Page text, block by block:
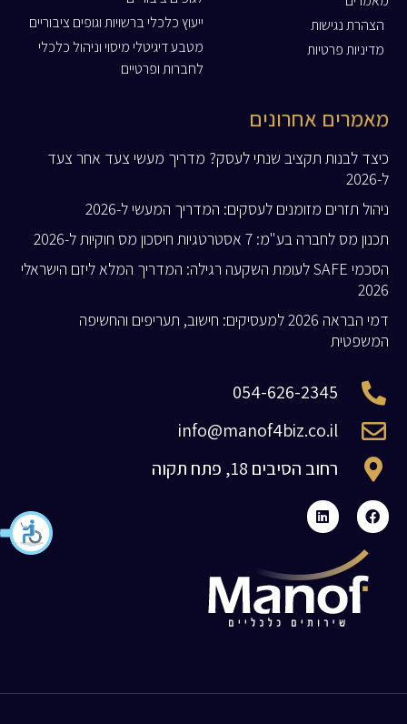
הצהרת נגישות
מדיניות פרטיות
ייעוץ כלכלי ברשויות וגופים ציבוריים
מטבע דיגיטלי מיסוי וניהול כלכלי
לחברות ופרטיים
מאמרים אחרונים
כיצד לבנות תקציב שנתי לעסק? מדריך מעשי צעד אחר צעד
ל-2026
ניהול תזרים מזומנים לעסקים: המדריך המעשי ל-2026
תכנון מס לחברה בע"מ: 7 אסטרטגיות חיסכון מס חוקיות ל-2026
הסכמי SAFE לעומת השקעה רגילה: המדריך המלא ליזם הישראלי
2026
דמי הבראה 2026 למעסיקים: חישוב, תעריפים והחשיפה
המשפטית
054-626-2345
info@manof4biz.co.il
רחוב הסיבים 18, פתח תקוה